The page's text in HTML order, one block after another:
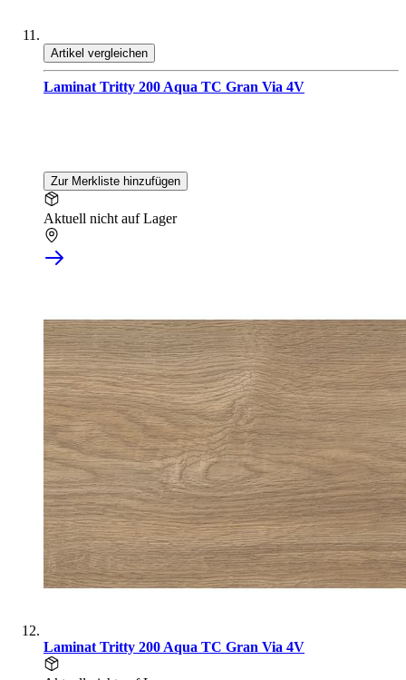
Artikel vergleichen
Laminat Tritty 200 Aqua TC Gran Via 4V
Zur Merkliste hinzufügen
Aktuell nicht auf Lager
Laminat Tritty 200 Aqua TC Gran Via 4V